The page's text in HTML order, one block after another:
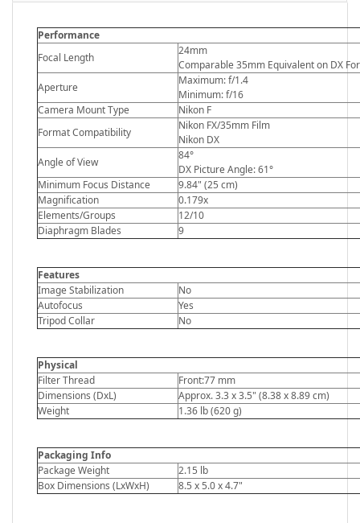
Performance
Focal Length
24mm
Comparable 35mm Equivalent on DX
Aperture
Maximum: f/1.4
Minimum: f/16
Camera Mount Type
Nikon F
Format Compatibility
Nikon FX/35mm Film
Nikon DX
Angle of View
84°
DX Picture Angle: 61°
Minimum Focus Distance
9.84" (25 cm)
Magnification
0.179x
Elements/Groups
12/10
Diaphragm Blades
9
Features
Image Stabilization
No
Autofocus
Yes
Tripod Collar
No
Physical
Filter Thread
Front:77 mm
Dimensions (DxL)
Approx. 3.3 x 3.5" (8.38 x 8.89 cm)
Weight
1.36 lb (620 g)
Packaging Info
Package Weight
2.15 lb
Box Dimensions (LxWxH)
8.5 x 5.0 x 4.7"